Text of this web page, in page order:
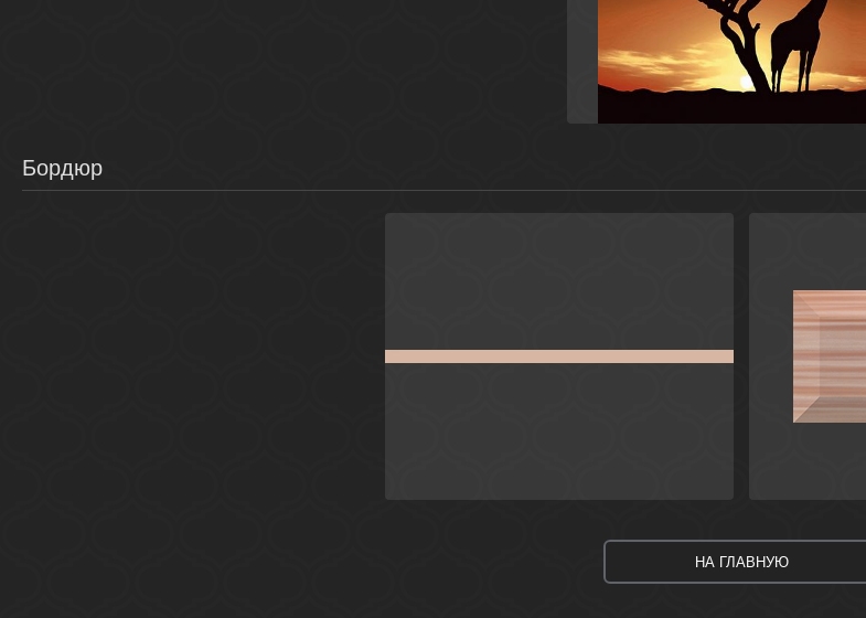
Africa
Ceramica Classic
Бордюр
Россия
НА ГЛАВНУЮ